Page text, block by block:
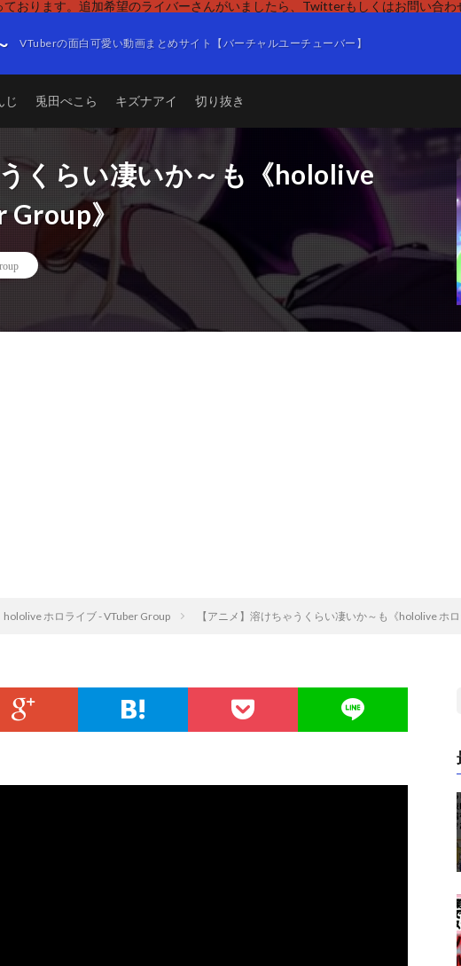
おります。追加希望のライバーさんがいましたら、Twitterもしくはお問い合わ
VTuberの面白可愛い動画まとめサイト【バーチャルユーチューバー】
じ 兎田ぺこら キズナアイ 切り抜き
くらい凄いか～も《hololive
Group》
hololive ホロライブ - VTuber Group 【アニメ】溶けちゃうくらい凄いか～も《hololive ホロ